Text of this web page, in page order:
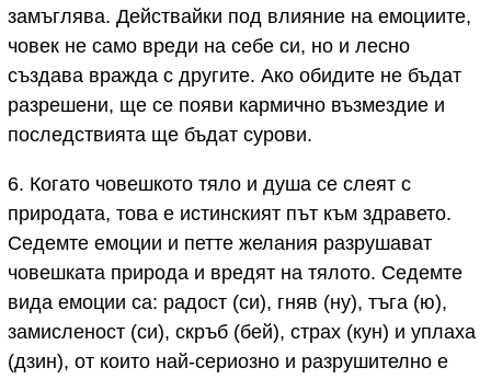
замъглява. Действайки под влияние на емоциите,
човек не само вреди на себе си, но и лесно
създава вражда с другите. Ако обидите не бъдат
разрешени, ще се появи кармично възмездие и
последствията ще бъдат сурови.
6. Когато човешкото тяло и душа се слеят с
природата, това е истинският път към здравето.
Седемте емоции и петте желания разрушават
човешката природа и вредят на тялото. Седемте
вида емоции са: радост (си), гняв (ну), тъга (ю),
замисленост (си), скръб (бей), страх (кун) и уплаха
(дзин), от които най-сериозно и разрушително е